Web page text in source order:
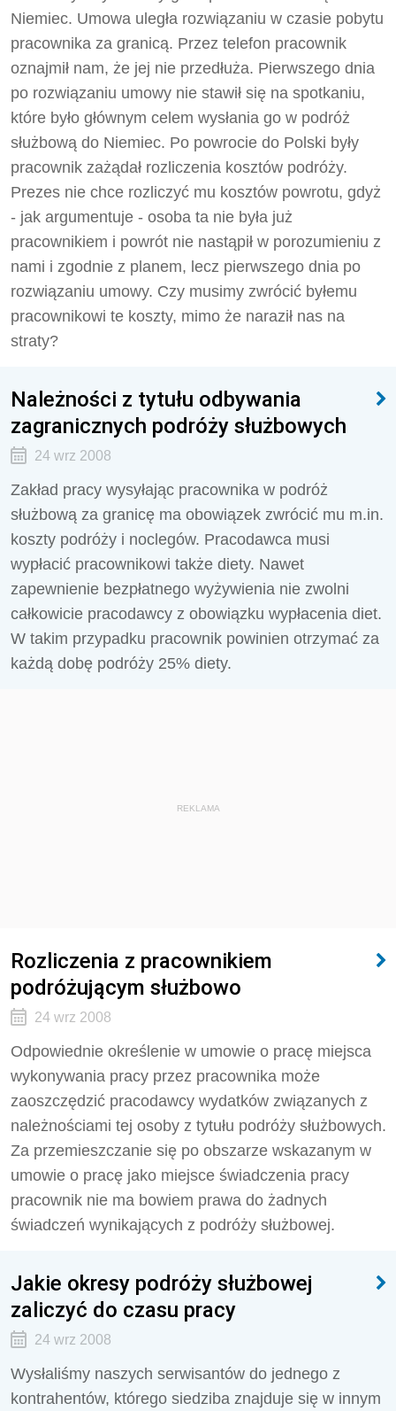
Niemiec. Umowa uległa rozwiązaniu w czasie pobytu
pracownika za granicą. Przez telefon pracownik
oznajmił nam, że jej nie przedłuża. Pierwszego dnia
po rozwiązaniu umowy nie stawił się na spotkaniu,
które było głównym celem wysłania go w podróż
służbową do Niemiec. Po powrocie do Polski były
pracownik zażądał rozliczenia kosztów podróży.
Prezes nie chce rozliczyć mu kosztów powrotu, gdyż
- jak argumentuje - osoba ta nie była już
pracownikiem i powrót nie nastąpił w porozumieniu z
nami i zgodnie z planem, lecz pierwszego dnia po
rozwiązaniu umowy. Czy musimy zwrócić byłemu
pracownikowi te koszty, mimo że naraził nas na
straty?
Należności z tytułu odbywania
zagranicznych podróży służbowych
24 wrz 2008
Zakład pracy wysyłając pracownika w podróż
służbową za granicę ma obowiązek zwrócić mu m.in.
koszty podróży i noclegów. Pracodawca musi
wypłacić pracownikowi także diety. Nawet
zapewnienie bezpłatnego wyżywienia nie zwolni
całkowicie pracodawcy z obowiązku wypłacenia diet.
W takim przypadku pracownik powinien otrzymać za
każdą dobę podróży 25% diety.
REKLAMA
Rozliczenia z pracownikiem
podróżującym służbowo
24 wrz 2008
Odpowiednie określenie w umowie o pracę miejsca
wykonywania pracy przez pracownika może
zaoszczędzić pracodawcy wydatków związanych z
należnościami tej osoby z tytułu podróży służbowych.
Za przemieszczanie się po obszarze wskazanym w
umowie o pracę jako miejsce świadczenia pracy
pracownik nie ma bowiem prawa do żadnych
świadczeń wynikających z podróży służbowej.
Jakie okresy podróży służbowej
zaliczyć do czasu pracy
24 wrz 2008
Wysłaliśmy naszych serwisantów do jednego z
kontrahentów, którego siedziba znajduje się w innym